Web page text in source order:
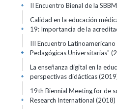
II Encuentro Bienal de la SBBM
+
Calidad en la educación
19: Importancia de la
+
III Encuentro
Pedagógicas Universitarias"
+
La enseñanza digital en la
perspectivas didácticas
+
19th Biennial Meeting for de
Research International (2018)
+